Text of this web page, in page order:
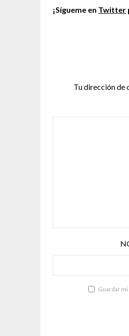
¡Sígueme en Twitter
Tu dirección de
Guardar